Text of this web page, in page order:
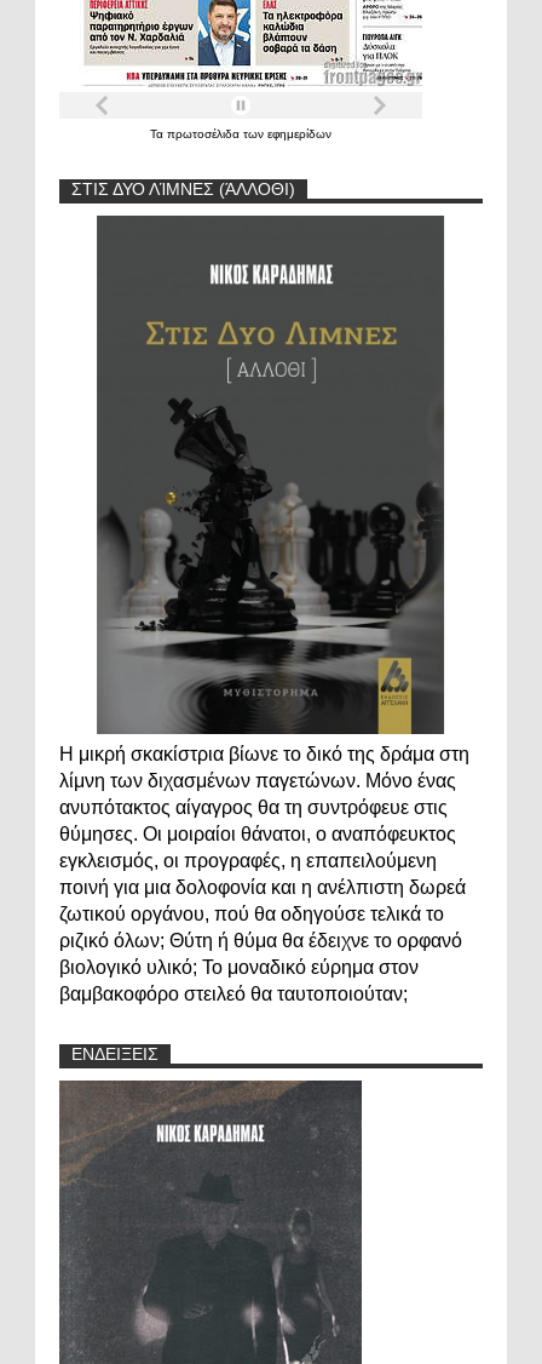
Τα πρωτοσέλιδα των εφημερίδων
ΣΤΙΣ ΔΥΟ ΛΊΜΝΕΣ (ΆΛΛΟΘΙ)
Η μικρή σκακίστρια βίωνε το δικό της δράμα στη
λίμνη των διχασμένων παγετώνων. Μόνο ένας
ανυπότακτος αίγαγρος θα τη συντρόφευε στις
θύμησες. Οι μοιραίοι θάνατοι, ο αναπόφευκτος
εγκλεισμός, οι προγραφές, η επαπειλούμενη
ποινή για μια δολοφονία και η ανέλπιστη δωρεά
ζωτικού οργάνου, πού θα οδηγούσε τελικά το
ριζικό όλων; Θύτη ή θύμα θα έδειχνε το ορφανό
βιολογικό υλικό; Το μοναδικό εύρημα στον
βαμβακοφόρο στειλεό θα ταυτοποιούταν;
ΕΝΔΕΙΞΕΙΣ